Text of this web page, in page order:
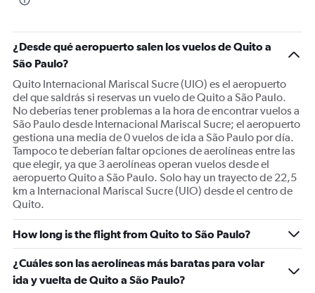
¿Desde qué aeropuerto salen los vuelos de Quito a
São Paulo?
Quito Internacional Mariscal Sucre (UIO) es el aeropuerto
del que saldrás si reservas un vuelo de Quito a São Paulo.
No deberías tener problemas a la hora de encontrar vuelos a
São Paulo desde Internacional Mariscal Sucre; el aeropuerto
gestiona una media de 0 vuelos de ida a São Paulo por día.
Tampoco te deberían faltar opciones de aerolíneas entre las
que elegir, ya que 3 aerolíneas operan vuelos desde el
aeropuerto Quito a São Paulo. Solo hay un trayecto de 22,5
km a Internacional Mariscal Sucre (UIO) desde el centro de
Quito.
How long is the flight from Quito to São Paulo?
¿Cuáles son las aerolíneas más baratas para volar
ida y vuelta de Quito a São Paulo?